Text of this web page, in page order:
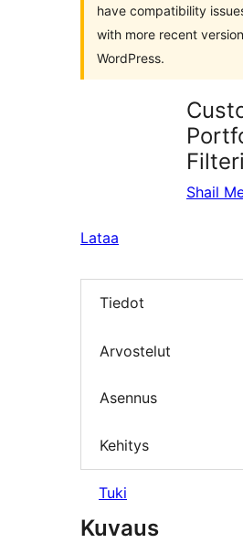
have compatibility
with more recent
WordPress.
Shail
Lataa
Tiedot
Arvostelut
Asennus
Kehitys
Tuki
Kuvaus